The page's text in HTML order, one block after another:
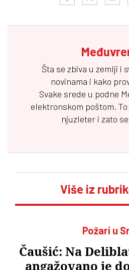
Šta se zbiva u zemlji i
novinama i kako
Svake srede u podne
elektronskom poštom.
njuzleter i zato
Više iz
Požari u
Čaušić: Na
angažovano je